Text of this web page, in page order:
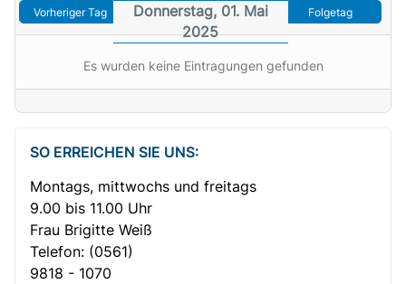
Vorheriger Tag
Donnerstag, 01. Mai
2025
Folgetag
Es wurden keine Eintragungen gefunden
SO ERREICHEN SIE UNS:
Montags, mittwochs und freitags
9.00 bis 11.00 Uhr
Frau Brigitte Weiß
Telefon: (0561)
9818 - 1070